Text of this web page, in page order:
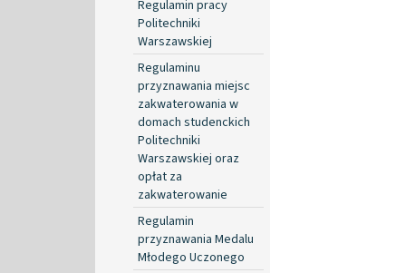
Regulamin pracy
Politechniki
Warszawskiej
Regulaminu
przyznawania miejsc
zakwaterowania w
domach studenckich
Politechniki
Warszawskiej oraz
opłat za
zakwaterowanie
Regulamin
przyznawania Medalu
Młodego Uczonego